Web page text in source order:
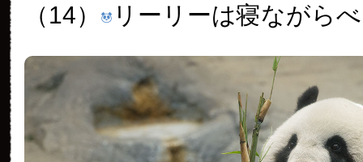
（14） リーリーは寝ながら